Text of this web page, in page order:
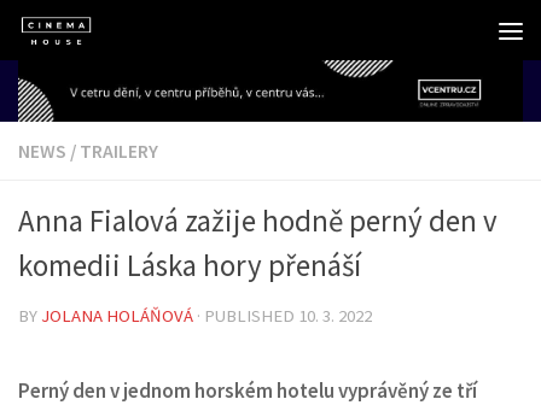
Skip to content
NEWS / TRAILERY
Anna Fialová zažije hodně perný den v
komedii Láska hory přenáší
BY JOLANA HOLÁŇOVÁ · PUBLISHED 10. 3. 2022
Perný den v jednom horském hotelu vyprávěný ze tří